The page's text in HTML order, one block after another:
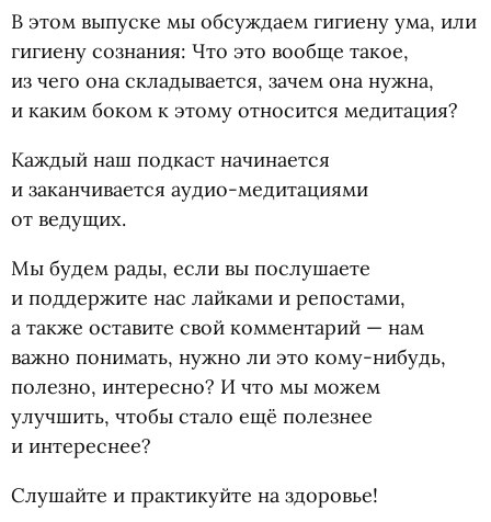
В этом выпуске мы обсуждаем гигиену ума, или
гигиену сознания: Что это вообще такое,
из чего она складывается, зачем она нужна,
и каким боком к этому относится медитация?
Каждый наш подкаст начинается
и заканчивается аудио-медитациями
от ведущих.
Мы будем рады, если вы послушаете
и поддержите нас лайками и репостами,
а также оставите свой комментарий — нам
важно понимать, нужно ли это кому-нибудь,
полезно, интересно? И что мы можем
улучшить, чтобы стало ещё полезнее
и интереснее?
Слушайте и практикуйте на здоровье!